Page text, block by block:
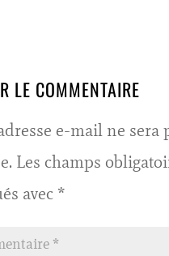
LE COMMENTAIRE
e-mail ne sera
Les champs
avec *